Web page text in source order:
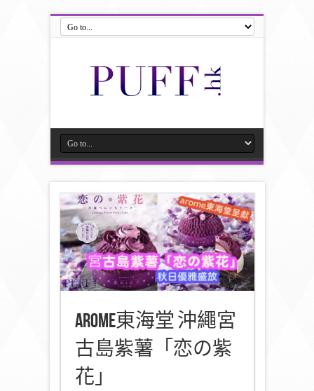
arome東海堂 沖繩宮
古島紫薯「恋の紫
花」